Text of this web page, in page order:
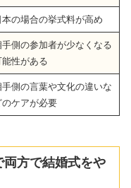
本の場合の挙式料が高め
手側の参加者が少なくなる
能性がある
手側の言葉や文化の違いな
のケアが必要
方で結婚式をや